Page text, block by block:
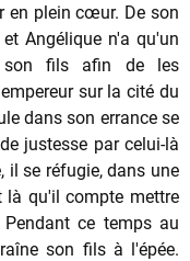
en plein cœur. De son
Angélique n'a qu'un
son fils afin de les
sur la cité du
dans son errance se
justesse par celui-là
il se réfugie, dans une
là qu'il compte mettre
ce temps au
son fils à l'épée.